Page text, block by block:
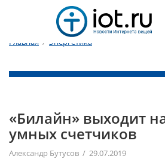
Главная / Энергетика
«Билайн» выходит
умных счетчиков
Александр Бутусов / 29.07.2019